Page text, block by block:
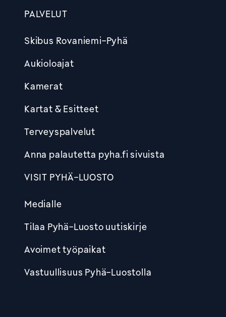
PALVELUT
Skibus Rovaniemi-Pyhä
Aukioloajat
Kamerat
Kartat & Esitteet
Terveyspalvelut
Anna palautetta pyha.fi sivuista
VISIT PYHÄ-LUOSTO
Medialle
Tilaa Pyhä-Luosto uutiskirje
Avoimet työpaikat
Vastuullisuus Pyhä-Luostolla